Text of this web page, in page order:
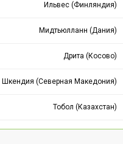
Ильвес (Финляндия)
Мидтьюлланн (Дания)
Дрита (Косово)
Шкендия (Северная Македония)
Тобол (Казахстан)